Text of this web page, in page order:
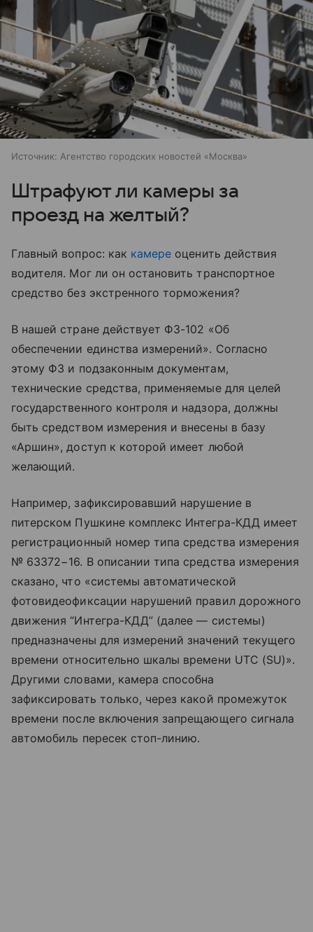
Источник: Агентство городских новостей «Москва»
Штрафуют ли камеры за
проезд на желтый?
Главный вопрос: как камере оценить действия
водителя. Мог ли он остановить транспортное
средство без экстренного торможения?
В нашей стране действует ФЗ-102 «Об
обеспечении единства измерений». Согласно
этому ФЗ и подзаконным документам,
технические средства, применяемые для целей
государственного контроля и надзора, должны
быть средством измерения и внесены в базу
«Аршин», доступ к которой имеет любой
желающий.
Например, зафиксировавший нарушение в
питерском Пушкине комплекс Интегра-КДД имеет
регистрационный номер типа средства измерения
№ 63372−16. В описании типа средства измерения
сказано, что «системы автоматической
фотовидеофиксации нарушений правил дорожного
движения “Интегра-КДД” (далее — системы)
предназначены для измерений значений текущего
времени относительно шкалы времени UTC (SU)».
Другими словами, камера способна
зафиксировать только, через какой промежуток
времени после включения запрещающего сигнала
автомобиль пересек стоп-линию.